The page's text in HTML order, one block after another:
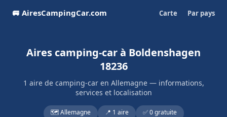
🚐 AiresCampingCar.com Carte Par pays
Aires camping-car à Boldenshagen
18236
1 aire de camping-car en Allemagne — informations,
services et localisation
🗺️ Allemagne 📍 1 aire ✅ 0 gratuite